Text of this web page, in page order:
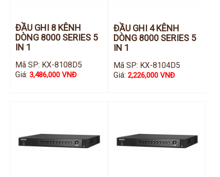
ĐẦU GHI 8 KÊNH
DÒNG 8000 SERIES 5
IN 1
Mã SP: KX-8108D5
Giá:3,486,000 VNĐ
ĐẦU GHI 4 KÊNH
DÒNG 8000 SERIES 5
IN 1
Mã SP: KX-8104D5
Giá: 2,226,000 VNĐ